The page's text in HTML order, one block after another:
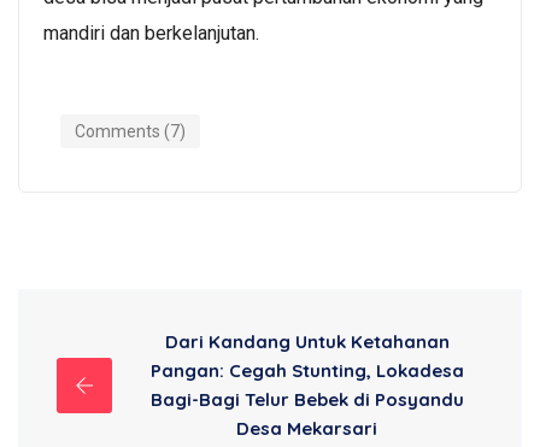
mandiri dan berkelanjutan.
Comments (7)
Dari Kandang Untuk Ketahanan
Pangan: Cegah Stunting, Lokadesa
Bagi-Bagi Telur Bebek di Posyandu
Desa Mekarsari